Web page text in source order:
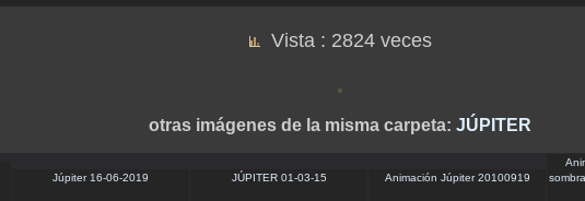
Vista : 2824 veces
otras imágenes de la misma carpeta: JÚPITER
Júpiter 16-06-2019 JÚPITER 01-03-15 Animación Júpiter 20100919